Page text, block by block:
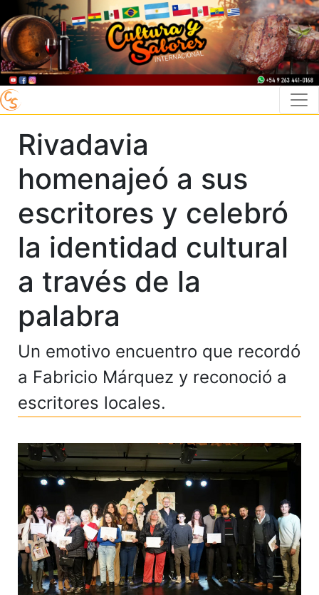
Rivadavia
homenajeó a sus
escritores y celebró
la identidad cultural
a través de la
palabra
Un emotivo encuentro que recordó
a Fabricio Márquez y reconoció a
escritores locales.